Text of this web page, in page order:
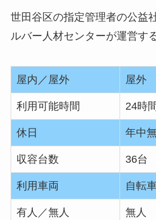
世田谷区の指定管理者の公益
ルバー人材センターが運営す
屋内／屋外 屋外
利用可能時間 24時
休日 年中
収容台数 36台
利用車両 自転
有人／無人 無人